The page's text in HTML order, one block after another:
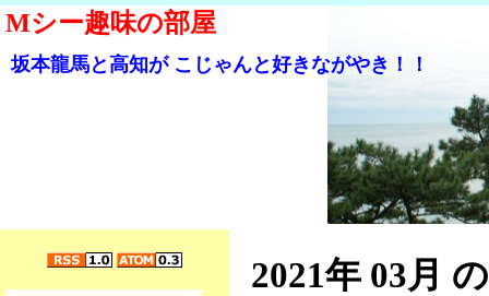
Mシー趣味の部屋
坂本龍馬と高知が こじゃんと好きながやき！！
2021年 03月